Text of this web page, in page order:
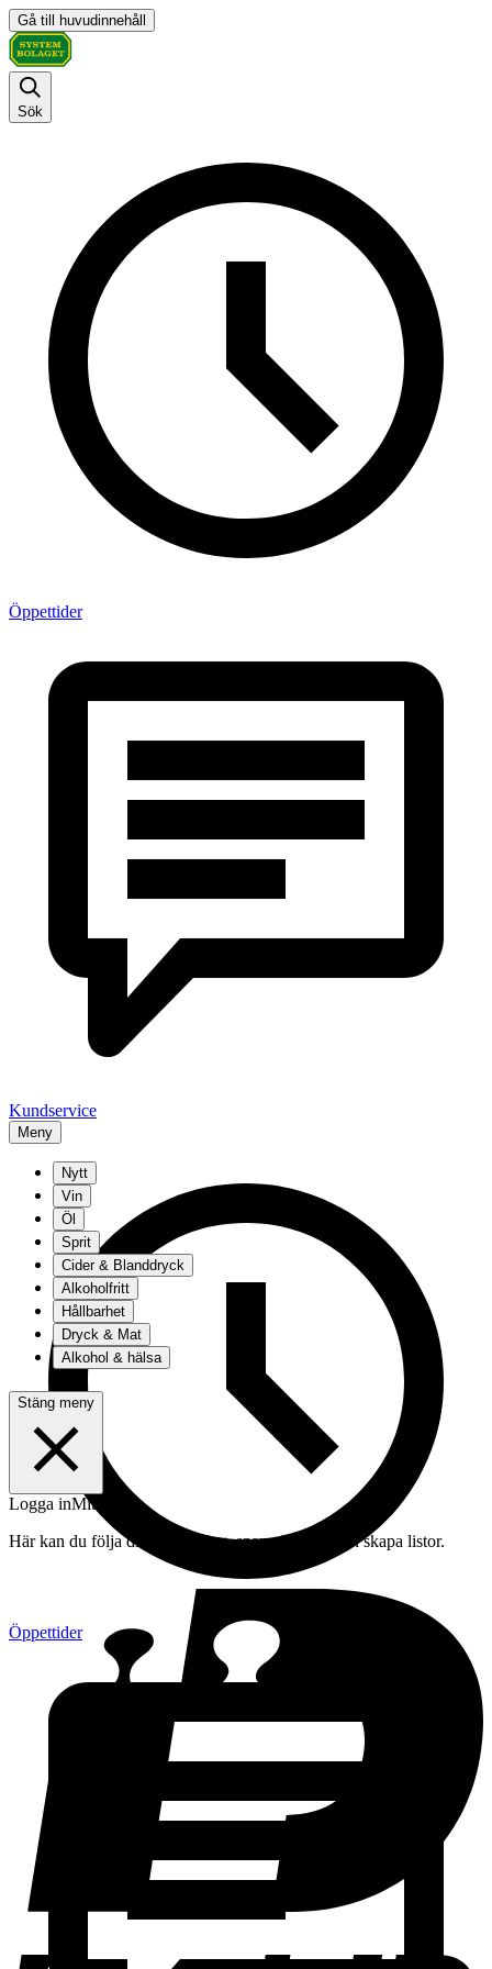
Gå till huvudinnehåll
Sök
Öppettider
Kundservice
Meny
Öppettider
Nytt
Vin
Öl
Sprit
Cider & Blanddryck
Alkoholfritt
Hållbarhet
Dryck & Mat
Alkohol & hälsa
Stäng meny
Logga inMitt konto
Här kan du följa din beställning, spara drycker och skapa listor.